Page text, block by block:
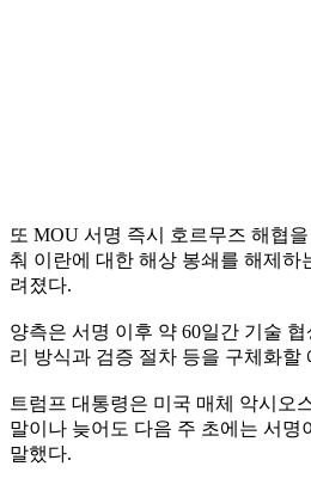
또 MOU 서명 즉시 호르무즈 해협
춰 이란에 대한 해상 봉쇄를 해제하
려졌다.
양측은 서명 이후 약 60일간 기술
리 방식과 검증 절차 등을 구체화할
트럼프 대통령은 미국 매체 악시오
말이나 늦어도 다음 주 초에는 서명
말했다.